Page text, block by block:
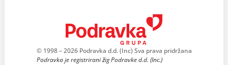
© 1998 – 2026 Podravka d.d. (Inc) Sva prava pridržana
Podravka je registrirani žig Podravke d.d. (Inc.)